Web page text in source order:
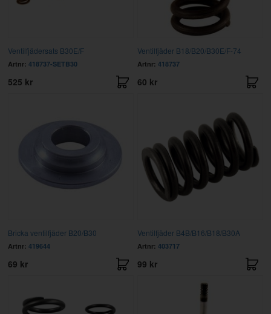
Ventilfjädersats B30E/F
Artnr: 418737-SETB30
525 kr
Ventilfjäder B18/B20/B30E/F-74
Artnr: 418737
60 kr
Bricka ventilfjäder B20/B30
Artnr: 419644
69 kr
Ventilfjäder B4B/B16/B18/B30A
Artnr: 403717
99 kr